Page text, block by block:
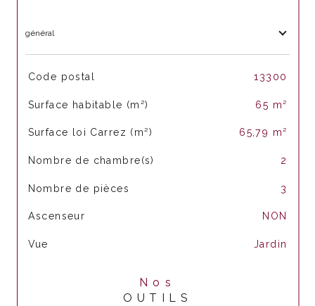
général
TRAD_SIROCCO_Caracteristique
Code postal 13300
Surface habitable (m²) 65 m²
Surface loi Carrez (m²) 65,79 m²
Nombre de chambre(s) 2
Nombre de pièces 3
Ascenseur NON
Vue Jardin
Nos
OUTILS